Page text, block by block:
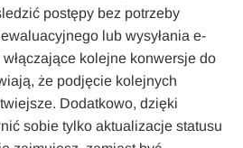
postępy bez potrzeby
lub wysyłania e-
kolejne konwersje do
że podjęcie kolejnych
Dodatkowo, dzięki
sobie tylko aktualizacje statusu